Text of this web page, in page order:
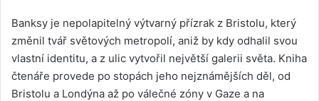
Banksy je nepolapitelný výtvarný přízrak z Bristolu, který
změnil tvář světových metropolí, aniž by kdy odhalil svou
vlastní identitu, a z ulic vytvořil největší galerii světa. Kniha
čtenáře provede po stopách jeho nejznámějších děl, od
Bristolu a Londýna až po válečné zóny v Gaze a na